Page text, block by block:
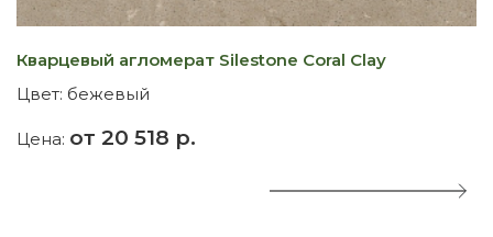
Кварцевый агломерат Silestone Coral Clay
Цвет: бежевый
Цена: от 20 518 р.